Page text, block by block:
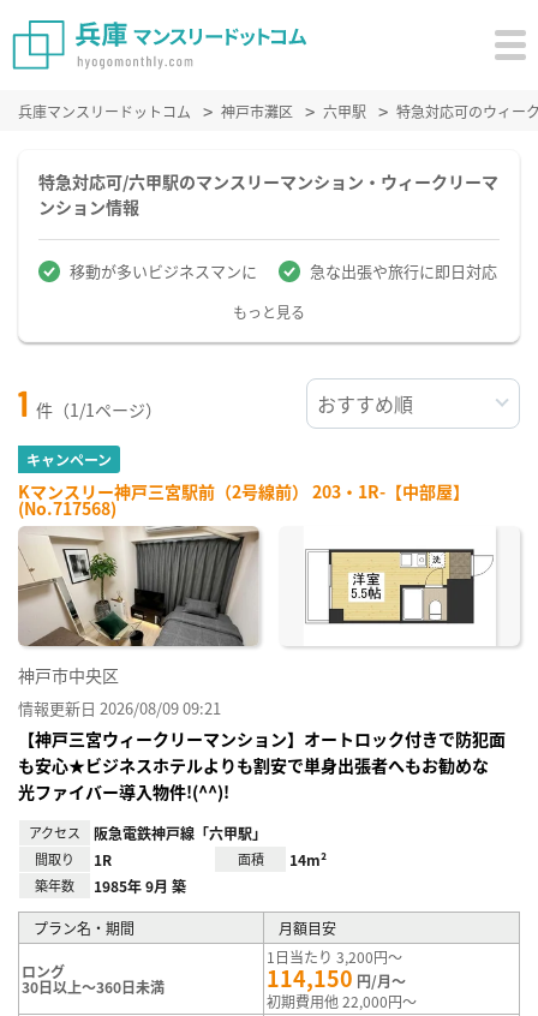
兵庫マンスリードットコム 神戸市灘区 六甲駅 特急対応可のウィー
特急対応可/六甲駅のマンスリーマンション・ウィークリーマ
ンション情報
移動が多いビジネスマンに 急な出張や旅行に即日対応
もっと見る
1 件（1/1ページ）
キャンペーン
Kマンスリー神戸三宮駅前（2号線前） 203・1R-【中部屋】
(No.717568)
神戸市中央区
情報更新日 2026/08/09 09:21
【神戸三宮ウィークリーマンション】オートロック付きで防犯面
も安心★ビジネスホテルよりも割安で単身出張者へもお勧めな
光ファイバー導入物件!(^^)!
アクセス 阪急電鉄神戸線「六甲駅」
間取り 1R 面積 14m²
築年数 1985年 9月 築
プラン名・期間 月額目安
ロング
30日以上～360日未満
1日当たり 3,200円～
114,150 円/月～
初期費用他 22,000円～